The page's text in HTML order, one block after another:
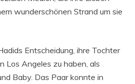
wunderschönen Strand um sie
Entscheidung, ihre Tochter
Los Angeles zu haben, als
Baby. Das Paar konnte in